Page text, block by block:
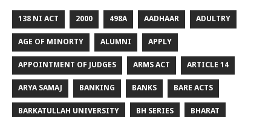
138 NI ACT 2000 498A AADHAAR ADULTRY
AGE OF MINORTY ALUMNI APPLY
APPOINTMENT OF JUDGES ARMS ACT ARTICLE 14
ARYA SAMAJ BANKING BANKS BARE ACTS
BARKATULLAH UNIVERSITY BH SERIES BHARAT